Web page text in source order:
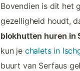
Bovendien is dit het
gezelligheid houdt,
blokhutten huren in
kun je chalets in
buurt van Serfaus